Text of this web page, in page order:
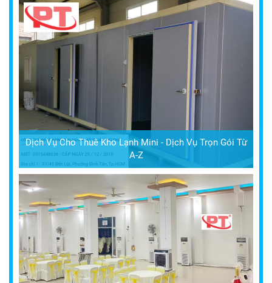
Dịch Vụ Cho Thuê Kho Lạnh Mini - Dịch Vụ Trọn Gói Từ
A-Z